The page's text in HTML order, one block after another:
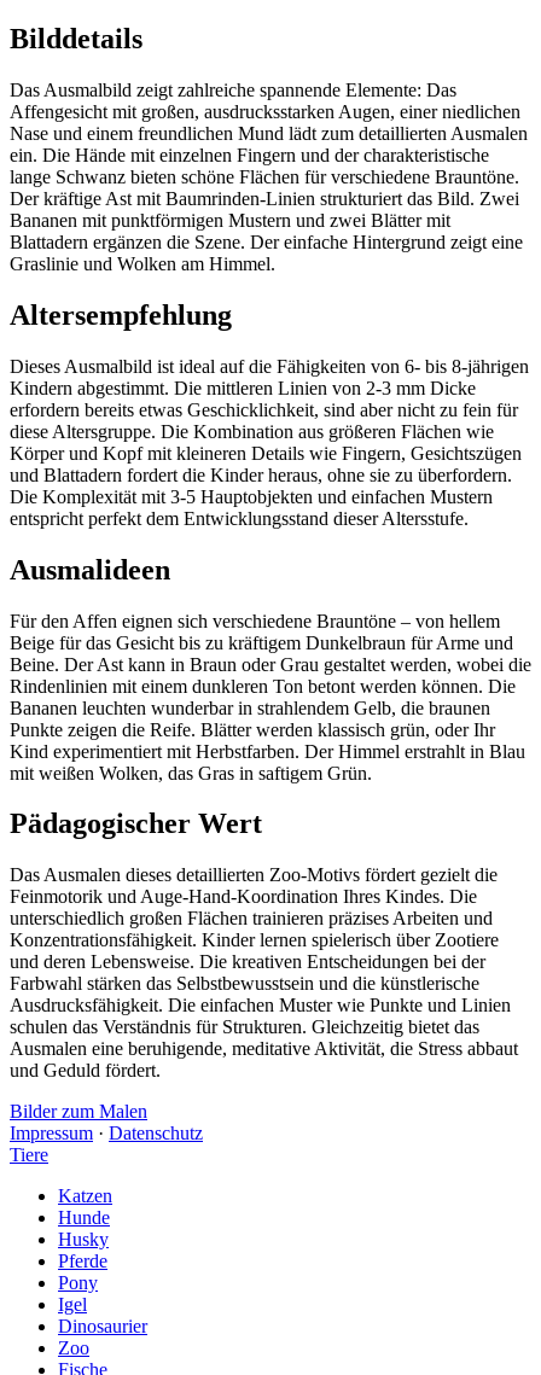
Bilddetails
Das Ausmalbild zeigt zahlreiche spannende Elemente: Das
Affengesicht mit großen, ausdrucksstarken Augen, einer niedlichen
Nase und einem freundlichen Mund lädt zum detaillierten Ausmalen
ein. Die Hände mit einzelnen Fingern und der charakteristische
lange Schwanz bieten schöne Flächen für verschiedene Brauntöne.
Der kräftige Ast mit Baumrinden-Linien strukturiert das Bild. Zwei
Bananen mit punktförmigen Mustern und zwei Blätter mit
Blattadern ergänzen die Szene. Der einfache Hintergrund zeigt eine
Graslinie und Wolken am Himmel.
Altersempfehlung
Dieses Ausmalbild ist ideal auf die Fähigkeiten von 6- bis 8-jährigen
Kindern abgestimmt. Die mittleren Linien von 2-3 mm Dicke
erfordern bereits etwas Geschicklichkeit, sind aber nicht zu fein für
diese Altersgruppe. Die Kombination aus größeren Flächen wie
Körper und Kopf mit kleineren Details wie Fingern, Gesichtszügen
und Blattadern fordert die Kinder heraus, ohne sie zu überfordern.
Die Komplexität mit 3-5 Hauptobjekten und einfachen Mustern
entspricht perfekt dem Entwicklungsstand dieser Altersstufe.
Ausmalideen
Für den Affen eignen sich verschiedene Brauntöne – von hellem
Beige für das Gesicht bis zu kräftigem Dunkelbraun für Arme und
Beine. Der Ast kann in Braun oder Grau gestaltet werden, wobei die
Rindenlinien mit einem dunkleren Ton betont werden können. Die
Bananen leuchten wunderbar in strahlendem Gelb, die braunen
Punkte zeigen die Reife. Blätter werden klassisch grün, oder Ihr
Kind experimentiert mit Herbstfarben. Der Himmel erstrahlt in Blau
mit weißen Wolken, das Gras in saftigem Grün.
Pädagogischer Wert
Das Ausmalen dieses detaillierten Zoo-Motivs fördert gezielt die
Feinmotorik und Auge-Hand-Koordination Ihres Kindes. Die
unterschiedlich großen Flächen trainieren präzises Arbeiten und
Konzentrationsfähigkeit. Kinder lernen spielerisch über Zootiere
und deren Lebensweise. Die kreativen Entscheidungen bei der
Farbwahl stärken das Selbstbewusstsein und die künstlerische
Ausdrucksfähigkeit. Die einfachen Muster wie Punkte und Linien
schulen das Verständnis für Strukturen. Gleichzeitig bietet das
Ausmalen eine beruhigende, meditative Aktivität, die Stress abbaut
und Geduld fördert.
Bilder zum Malen
Impressum · Datenschutz
Tiere
Katzen
Hunde
Husky
Pferde
Pony
Igel
Dinosaurier
Zoo
Fische